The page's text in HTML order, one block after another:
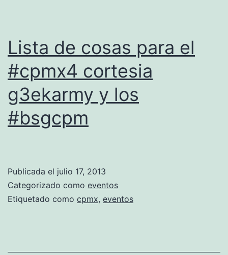
Lista de cosas para el
#cpmx4 cortesia
g3ekarmy y los
#bsgcpm
Publicada el julio 17, 2013
Categorizado como eventos
Etiquetado como cpmx, eventos